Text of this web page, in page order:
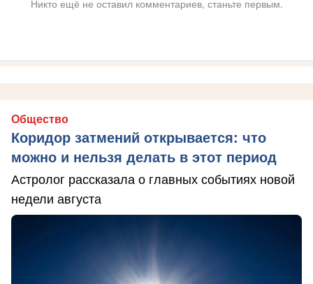
Никто ещё не оставил комментариев, станьте первым.
Общество
Коридор затмений открывается: что
можно и нельзя делать в этот период
Астролог рассказала о главных событиях новой
недели августа